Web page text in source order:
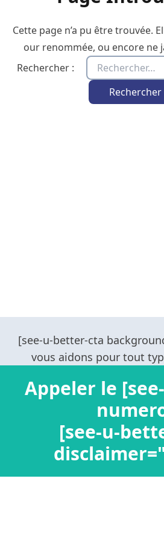
Cette page n’a pu être trouvée.
our renommée, ou encore ne
Rechercher :
Appeler le
[see-u-